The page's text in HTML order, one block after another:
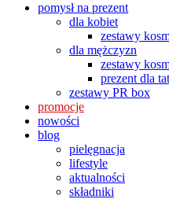
pomysł na prezent
dla kobiet
zestawy
dla mężczyzn
zestawy
prezent dla
zestawy PR box
promocje
nowości
blog
pielęgnacja
lifestyle
aktualności
składniki